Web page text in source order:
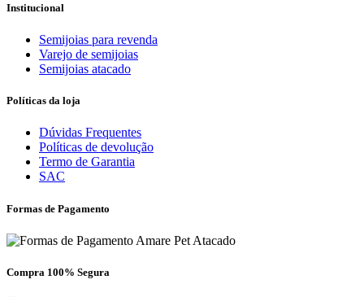
Institucional
Semijoias para revenda
Varejo de semijoias
Semijoias atacado
Políticas da loja
Dúvidas Frequentes
Políticas de devolução
Termo de Garantia
SAC
Formas de Pagamento
Compra 100% Segura